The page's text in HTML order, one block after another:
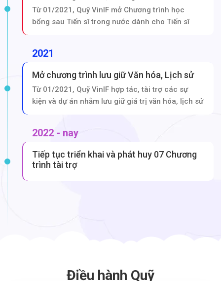
Từ 01/2021, Quỹ VinIF mở Chương trình học
bổng sau Tiến sĩ trong nước dành cho Tiến sĩ
2021
Mở chương trình lưu giữ Văn hóa, Lịch sử
Từ 01/2021, Quỹ VinIF hợp tác, tài trợ các sự
kiện và dự án nhằm lưu giữ giá trị văn hóa, lịch sử
2022 - nay
Tiếp tục triển khai và phát huy 07 Chương
trình tài trợ
Điều hành Quỹ